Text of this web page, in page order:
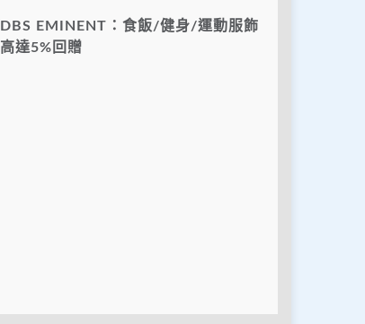
DBS EMINENT：食飯/健身/運動服飾
高達5%回贈